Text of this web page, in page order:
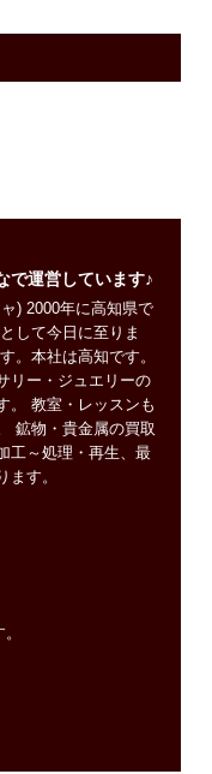
運営しています♪
) 2000年に高知県で
して今日に至りま
。本社は高知です。
リー・ジュエリーの
。 教室・レッスンも
鉱物・貴金属の買取
工～処理・再生、最
ます。